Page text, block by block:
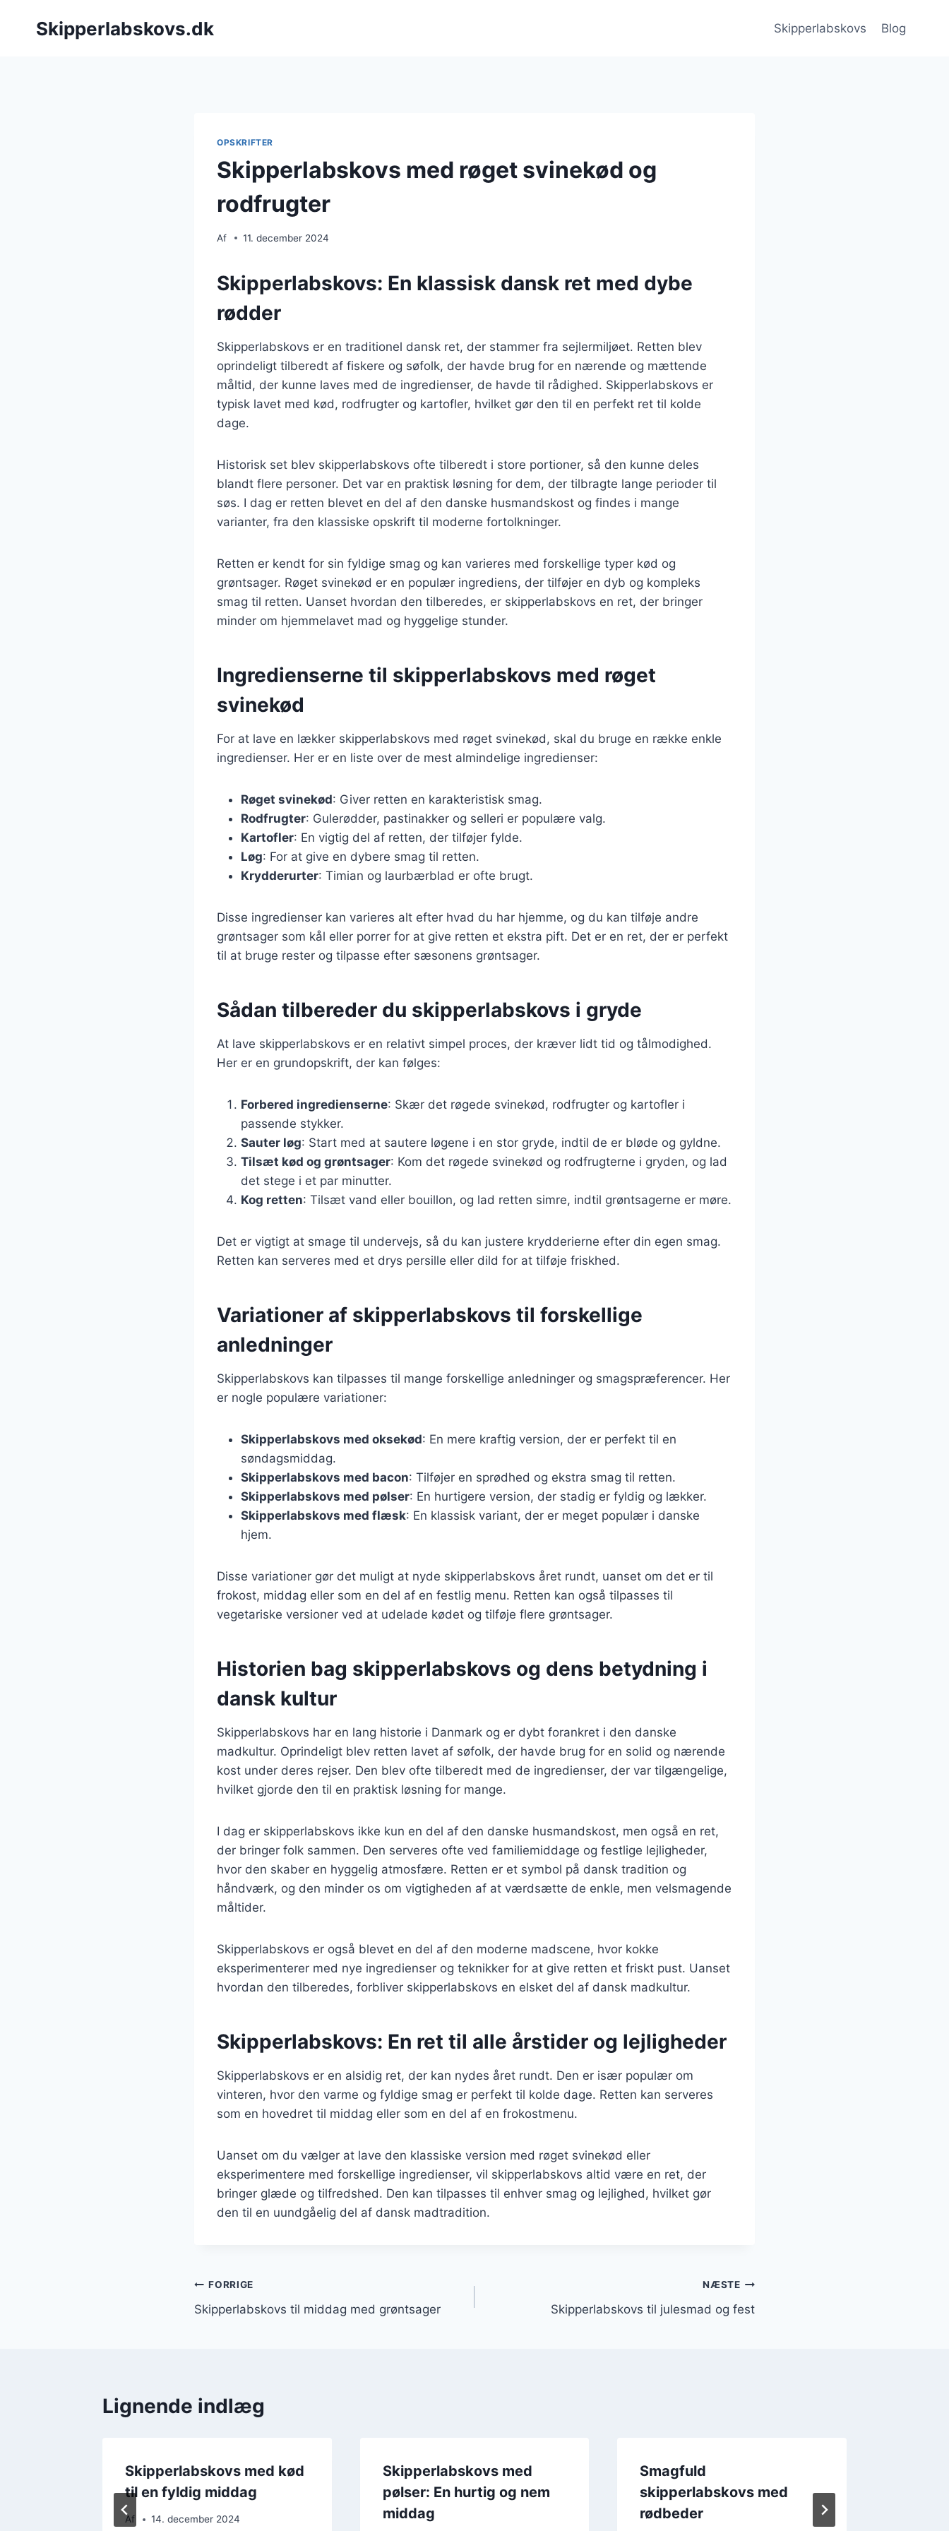
Skipperlabskovs.dk Skipperlabskovs Blog
OPSKRIFTER
Skipperlabskovs med røget svinekød og
rodfrugter
Af 11. december 2024
Skipperlabskovs: En klassisk dansk ret med dybe
rødder
Skipperlabskovs er en traditionel dansk ret, der stammer fra sejlermiljøet. Retten blev
oprindeligt tilberedt af fiskere og søfolk, der havde brug for en nærende og mættende
måltid, der kunne laves med de ingredienser, de havde til rådighed. Skipperlabskovs er
typisk lavet med kød, rodfrugter og kartofler, hvilket gør den til en perfekt ret til kolde
dage.
Historisk set blev skipperlabskovs ofte tilberedt i store portioner, så den kunne deles
blandt flere personer. Det var en praktisk løsning for dem, der tilbragte lange perioder til
søs. I dag er retten blevet en del af den danske husmandskost og findes i mange
varianter, fra den klassiske opskrift til moderne fortolkninger.
Retten er kendt for sin fyldige smag og kan varieres med forskellige typer kød og
grøntsager. Røget svinekød er en populær ingrediens, der tilføjer en dyb og kompleks
smag til retten. Uanset hvordan den tilberedes, er skipperlabskovs en ret, der bringer
minder om hjemmelavet mad og hyggelige stunder.
Ingredienserne til skipperlabskovs med røget
svinekød
For at lave en lækker skipperlabskovs med røget svinekød, skal du bruge en række enkle
ingredienser. Her er en liste over de mest almindelige ingredienser:
Røget svinekød: Giver retten en karakteristisk smag.
Rodfrugter: Gulerødder, pastinakker og selleri er populære valg.
Kartofler: En vigtig del af retten, der tilføjer fylde.
Løg: For at give en dybere smag til retten.
Krydderurter: Timian og laurbærblad er ofte brugt.
Disse ingredienser kan varieres alt efter hvad du har hjemme, og du kan tilføje andre
grøntsager som kål eller porrer for at give retten et ekstra pift. Det er en ret, der er perfekt
til at bruge rester og tilpasse efter sæsonens grøntsager.
Sådan tilbereder du skipperlabskovs i gryde
At lave skipperlabskovs er en relativt simpel proces, der kræver lidt tid og tålmodighed.
Her er en grundopskrift, der kan følges:
Forbered ingredienserne: Skær det røgede svinekød, rodfrugter og kartofler i
passende stykker.
Sauter løg: Start med at sautere løgene i en stor gryde, indtil de er bløde og gyldne.
Tilsæt kød og grøntsager: Kom det røgede svinekød og rodfrugterne i gryden, og lad
det stege i et par minutter.
Kog retten: Tilsæt vand eller bouillon, og lad retten simre, indtil grøntsagerne er møre.
Det er vigtigt at smage til undervejs, så du kan justere krydderierne efter din egen smag.
Retten kan serveres med et drys persille eller dild for at tilføje friskhed.
Variationer af skipperlabskovs til forskellige
anledninger
Skipperlabskovs kan tilpasses til mange forskellige anledninger og smagspræferencer. Her
er nogle populære variationer:
Skipperlabskovs med oksekød: En mere kraftig version, der er perfekt til en
søndagsmiddag.
Skipperlabskovs med bacon: Tilføjer en sprødhed og ekstra smag til retten.
Skipperlabskovs med pølser: En hurtigere version, der stadig er fyldig og lækker.
Skipperlabskovs med flæsk: En klassisk variant, der er meget populær i danske
hjem.
Disse variationer gør det muligt at nyde skipperlabskovs året rundt, uanset om det er til
frokost, middag eller som en del af en festlig menu. Retten kan også tilpasses til
vegetariske versioner ved at udelade kødet og tilføje flere grøntsager.
Historien bag skipperlabskovs og dens betydning i
dansk kultur
Skipperlabskovs har en lang historie i Danmark og er dybt forankret i den danske
madkultur. Oprindeligt blev retten lavet af søfolk, der havde brug for en solid og nærende
kost under deres rejser. Den blev ofte tilberedt med de ingredienser, der var tilgængelige,
hvilket gjorde den til en praktisk løsning for mange.
I dag er skipperlabskovs ikke kun en del af den danske husmandskost, men også en ret,
der bringer folk sammen. Den serveres ofte ved familiemiddage og festlige lejligheder,
hvor den skaber en hyggelig atmosfære. Retten er et symbol på dansk tradition og
håndværk, og den minder os om vigtigheden af at værdsætte de enkle, men velsmagende
måltider.
Skipperlabskovs er også blevet en del af den moderne madscene, hvor kokke
eksperimenterer med nye ingredienser og teknikker for at give retten et friskt pust. Uanset
hvordan den tilberedes, forbliver skipperlabskovs en elsket del af dansk madkultur.
Skipperlabskovs: En ret til alle årstider og lejligheder
Skipperlabskovs er en alsidig ret, der kan nydes året rundt. Den er især populær om
vinteren, hvor den varme og fyldige smag er perfekt til kolde dage. Retten kan serveres
som en hovedret til middag eller som en del af en frokostmenu.
Uanset om du vælger at lave den klassiske version med røget svinekød eller
eksperimentere med forskellige ingredienser, vil skipperlabskovs altid være en ret, der
bringer glæde og tilfredshed. Den kan tilpasses til enhver smag og lejlighed, hvilket gør
den til en uundgåelig del af dansk madtradition.
Indlægsnavigation
FORRIGE
Skipperlabskovs til middag med grøntsager
NÆSTE
Skipperlabskovs til julesmad og fest
Lignende indlæg
Skipperlabskovs med kød
til en fyldig middag
Af 14. december 2024
Skipperlabskovs med
pølser: En hurtig og nem
middag
Smagfuld
skipperlabskovs med
rødbeder